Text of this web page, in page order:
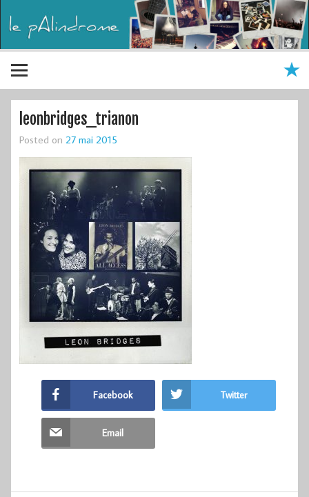
leonbridges_trianon
Posted on 27 mai 2015
Facebook Twitter
Email